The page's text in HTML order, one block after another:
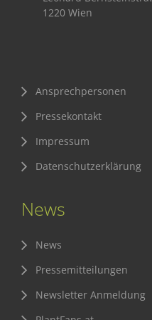
Sichere Lebensmittel
Die IGP
Zum Verband
Ansprechpersonen
Veranstaltungen & Aktionen
1220 Wien
Ansprechpersonen
Pressekontakt
Impressum
Datenschutzerklärung
News
News
Pressemitteilungen
Newsletter Anmeldung